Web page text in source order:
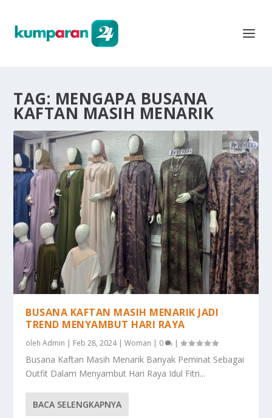
TAG: MENGAPA BUSANA
KAFTAN MASIH MENARIK
BUSANA KAFTAN MASIH MENARIK JADI
TREND MENYAMBUT HARI RAYA
olehAdmin | Feb 28, 2024|Woman | 0 |
Busana Kaftan Masih Menarik Banyak Peminat Sebagai
Outfit Dalam Menyambut Hari Raya Idul Fitri...
BACA SELENGKAPNYA